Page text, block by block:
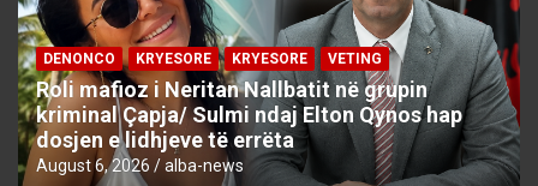
DENONCO KRYESORE KRYESORE VETING
Roli mafioz i Neritan Nallbatit në grupin
kriminal Çapja/ Sulmi ndaj Elton Qynos hap
dosjen e lidhjeve të errëta
August 6, 2026 alba-news